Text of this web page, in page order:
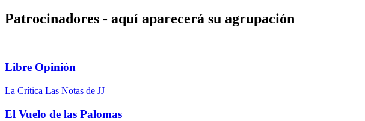
Patrocinadores - aquí aparecerá su agrupación
Libre Opinión
La Crítica Las Notas de JJ
El Vuelo de las Palomas